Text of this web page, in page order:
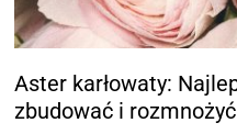
Aster karłowaty:
zbudować i rozmnożyć